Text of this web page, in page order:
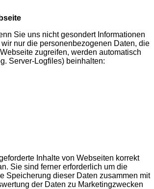
Sie uns nicht gesondert Informationen
nur die personenbezogenen Daten, die
zugreifen, werden automatisch
Server-Logfiles) beinhalten:
Inhalte von Webseiten korrekt
Sie sind ferner erforderlich um die
Speicherung dieser Daten zusammen mit
der Daten zu Marketingzwecken